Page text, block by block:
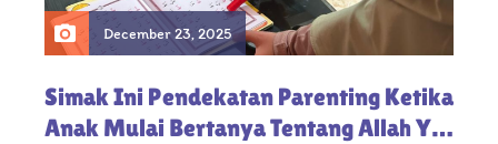
December 23, 2025
Simak Ini Pendekatan Parenting Ketika
Anak Mulai Bertanya Tentang Allah Ya